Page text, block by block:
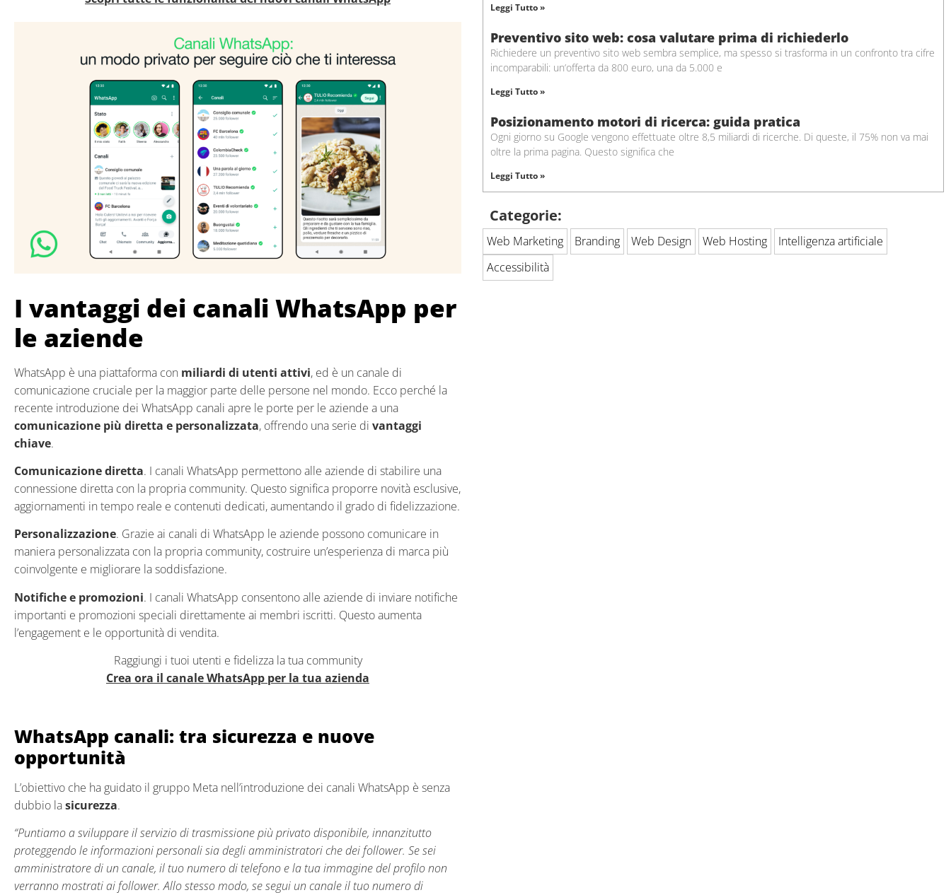
I vantaggi dei canali WhatsApp per
le aziende
WhatsApp è una piattaforma con miliardi di utenti attivi, ed è un canale di
comunicazione cruciale per la maggior parte delle persone nel mondo. Ecco perché la
recente introduzione dei WhatsApp canali apre le porte per le aziende a una
comunicazione più diretta e personalizzata, offrendo una serie di vantaggi
chiave.
Comunicazione diretta. I canali WhatsApp permettono alle aziende di stabilire una
connessione diretta con la propria community. Questo significa proporre novità esclusive,
aggiornamenti in tempo reale e contenuti dedicati, aumentando il grado di fidelizzazione.
Personalizzazione. Grazie ai canali di WhatsApp le aziende possono comunicare in
maniera personalizzata con la propria community, costruire un’esperienza di marca più
coinvolgente e migliorare la soddisfazione.
Notifiche e promozioni. I canali WhatsApp consentono alle aziende di inviare notifiche
importanti e promozioni speciali direttamente ai membri iscritti. Questo aumenta
l’engagement e le opportunità di vendita.
Raggiungi i tuoi utenti e fidelizza la tua community
Crea ora il canale WhatsApp per la tua azienda
WhatsApp canali: tra sicurezza e nuove
opportunità
L’obiettivo che ha guidato il gruppo Meta nell’introduzione dei canali WhatsApp è senza
dubbio lasicurezza.
“Puntiamo a sviluppare il servizio di trasmissione più privato disponibile, innanzitutto
proteggendo le informazioni personali sia degli amministratori che dei follower. Se sei
amministratore di un canale, il tuo numero di telefono e la tua immagine del profilo non
verranno mostrati ai follower. Allo stesso modo, se segui un canale il tuo numero di
Leggi Tutto »
Preventivo sito web: cosa valutare prima di richiederlo
Richiedere un preventivo sito web sembra semplice, ma spesso si trasforma in un confronto tra cifre
incomparabili: un’offerta da 800 euro, una da 5.000 e
Leggi Tutto »
Posizionamento motori di ricerca: guida pratica
Ogni giorno su Google vengono effettuate oltre 8,5 miliardi di ricerche. Di queste, il 75% non va mai
oltre la prima pagina. Questo significa che
Leggi Tutto »
Categorie:
Web Marketing Branding Web Design Web Hosting
Intelligenza artificiale
Accessibilità